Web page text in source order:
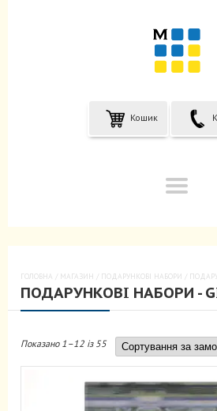
Кошик
ГОЛОВНА / МАГАЗИН / ПОДАРУНКОВІ НАБОРИ /
ПОДАРУНКОВІ НАБОРИ -
Показано 1–12 із 55